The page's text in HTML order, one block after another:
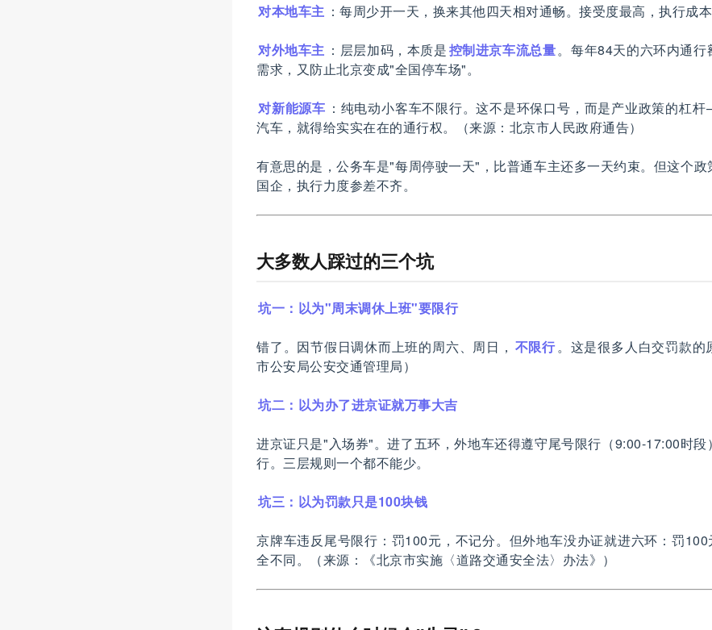
对本地车主 ：每周少开一天，换来其他四天相对通畅。接受度最高，执行成本
对外地车主 ：层层加码，本质是控制进京车流总量。每年84天的六环内通
需求，又防止北京变成"全国停车场"。
对新能源车 ：纯电动小客车不限行。这不是环保口号，而是产业政策的杠
汽车，就得给实实在在的通行权。（来源：北京市人民政府通告）
有意思的是，公务车是"每周停驶一天"，比普通车主还多一天约束。但这个政
国企，执行力度参差不齐。
大多数人踩过的三个坑
坑一：以为"周末调休上班"要限行
错了。因节假日调休而上班的周六、周日， 不限行。这是很多人白交罚款
市公安局公安交通管理局）
坑二：以为办了进京证就万事大吉
进京证只是"入场券"。进了五环，外地车还得遵守尾号限行（9:00-17:00时段
行。三层规则一个都不能少。
坑三：以为罚款只是100块钱
京牌车违反尾号限行：罚100元，不记分。但外地车没办证就进六环：罚100
全不同。（来源：《北京市实施〈道路交通安全法〉办法》）